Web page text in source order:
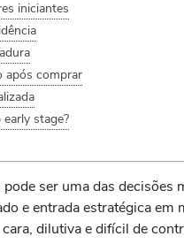
iniciantes
após comprar
stage?
pode ser uma das decisões
e entrada estratégica
dilutiva e difícil de